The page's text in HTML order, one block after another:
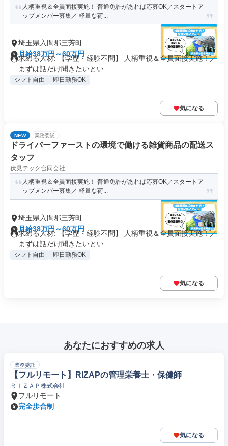
人柄重視＆全員面接実施！ 普通免許があれば応募OK／スタートア
ップメンバー募集／ 軽量な荷...
埼玉県入間郡三芳町
月給38万円～60万円
求める人材: 【学歴・経験不問】 人柄重視＆全員面接実施！／
まずは話だけ聞きたいとい...
シフト自由 即日勤務OK
気になる
NEW 業務委託
ドライバーファーストの環境で働ける雑貨商品の配送ス
タッフ
伏見テック合同会社
人柄重視＆全員面接実施！ 普通免許があれば応募OK／スタートア
ップメンバー募集／ 軽量な荷...
埼玉県入間郡三芳町
月給38万円～60万円
求める人材: 【学歴・経験不問】 人柄重視＆全員面接実施！／
まずは話だけ聞きたいとい...
シフト自由 即日勤務OK
気になる
あなたにおすすめの求人
業務委託
【フルリモート】RIZAPの管理栄養士・保健師
ＲＩＺＡＰ株式会社
フルリモート
完全歩合制
気になる